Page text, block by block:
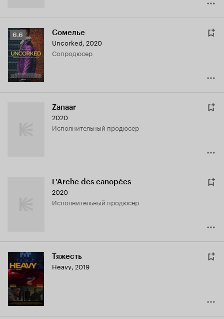
Рейтинг
Кинопоиска
6.6
6.6 Сомелье
Uncorked, 2020
сопродюсер
Zanaar
2020
исполнительный продюсер
L'Arche des canopées
2020
исполнительный продюсер
Тяжесть
Heavy, 2019